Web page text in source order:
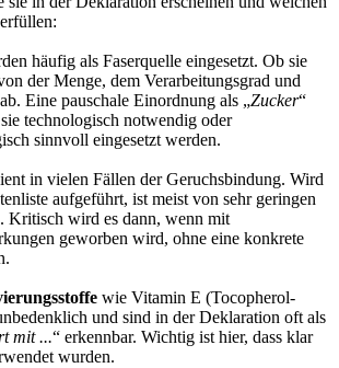
häufig als Faserquelle eingesetzt. Ob sie
der Menge, dem Verarbeitungsgrad und
Eine pauschale Einordnung als „Zucker“
technologisch notwendig oder
sinnvoll eingesetzt werden.
in vielen Fällen der Geruchsbindung. Wird
aufgeführt, ist meist von sehr geringen
Kritisch wird es dann, wenn mit
geworben wird, ohne eine konkrete
wie Vitamin E (Tocopherol-
und sind in der Deklaration oft als
mit ...“ erkennbar. Wichtig ist hier, dass klar
wurden.